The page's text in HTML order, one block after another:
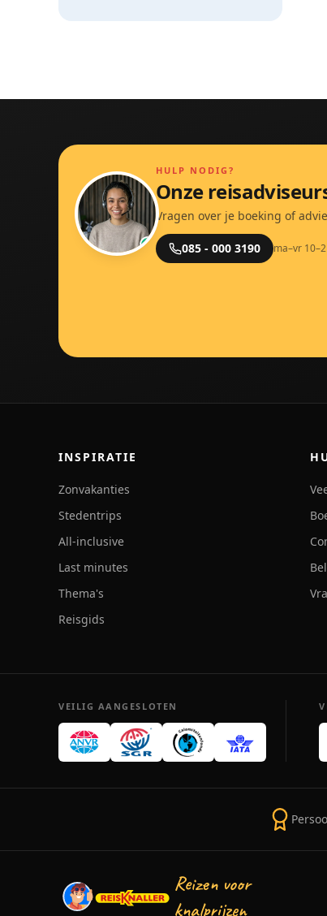
HULP NODIG?
Onze
Vragen over je boeking of
085 - 000 3190 ma–vr
INSPIRATIE
Zonvakanties
Stedentrips
All-inclusive
Last minutes
Thema's
Reisgids
VEILIG AANGESLOTEN
Reizen voor
knalprijzen